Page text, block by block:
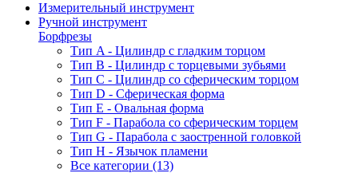
Измерительный инструмент
Ручной инструмент
Борфрезы
Тип A - Цилиндр с гладким торцом
Тип В - Цилиндр с торцевыми зубьями
Тип С - Цилиндр со сферическим торцом
Тип D - Сферическая форма
Тип Е - Овальная форма
Тип F - Парабола со сферическим торцем
Тип G - Парабола с заостренной головкой
Тип H - Язычок пламени
Все категории (13)